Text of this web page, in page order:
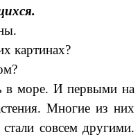
картинах?
в море. И первыми на
Многие из них
совсем другими.